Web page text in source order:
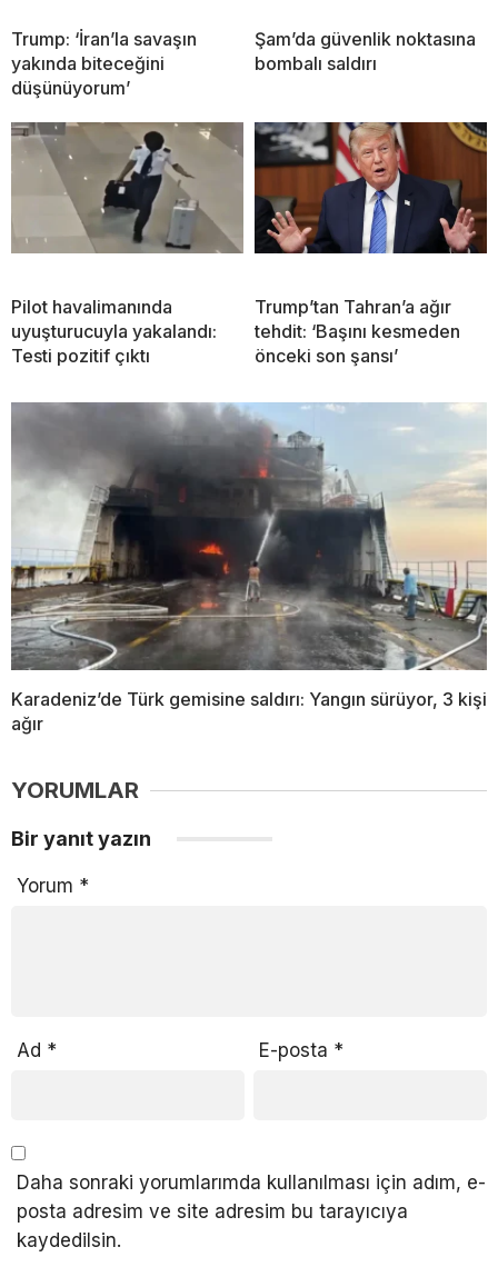
Trump: ‘İran’la savaşın
yakında biteceğini
düşünüyorum’
Şam’da güvenlik noktasına
bombalı saldırı
Pilot havalimanında
uyuşturucuyla yakalandı:
Testi pozitif çıktı
Trump’tan Tahran’a ağır
tehdit: ‘Başını kesmeden
önceki son şansı’
Karadeniz’de Türk gemisine saldırı: Yangın sürüyor, 3 kişi
ağır
YORUMLAR
Bir yanıt yazın
Yorum *
Ad * E-posta *
Daha sonraki yorumlarımda kullanılması için adım, e-
posta adresim ve site adresim bu tarayıcıya
kaydedilsin.